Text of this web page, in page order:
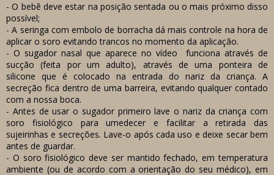
- O bebê deve estar na posição sentada ou o mais próximo disso
possível;
- A seringa com embolo de borracha dá mais controle na hora de
aplicar o soro evitando trancos no momento da aplicação.
- O sugador nasal que aparece no vídeo funciona através de
sucção (feita por um adulto), através de uma ponteira de
silicone que é colocado na entrada do nariz da criança. A
secreção fica dentro de uma barreira, evitando qualquer contado
com a nossa boca.
- Antes de usar o sugador primeiro lave o nariz da criança com
soro fisiológico para umedecer e facilitar a retirada das
sujeirinhas e secreções. Lave-o após cada uso e deixe secar bem
antes de guardar.
- O soro fisiológico deve ser mantido fechado, em temperatura
ambiente (ou de acordo com a orientação do seu médico), em